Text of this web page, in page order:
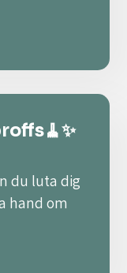
du luta dig
hand om